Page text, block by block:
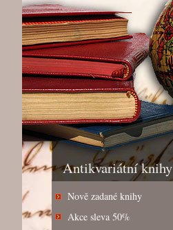
Antikvariátní knihy
Nově zadané knihy
Akce sleva 50%